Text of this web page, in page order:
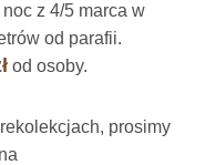
z 4/5 marca w
od parafii.
od osoby.
prosimy